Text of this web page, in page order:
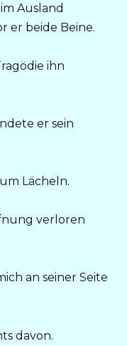
Ausland
er beide Beine.
ihn
er sein
Lächeln.
verloren
an seiner Seite
davon.